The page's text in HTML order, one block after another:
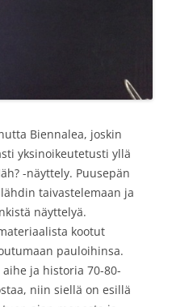
Biennalea, joskin
yksinoikeutetusti yllä
-näyttely. Puusepän
taivastelemaan ja
näyttelyä.
kootut
pauloihinsa.
ja historia 70-80-
niin siellä on esillä